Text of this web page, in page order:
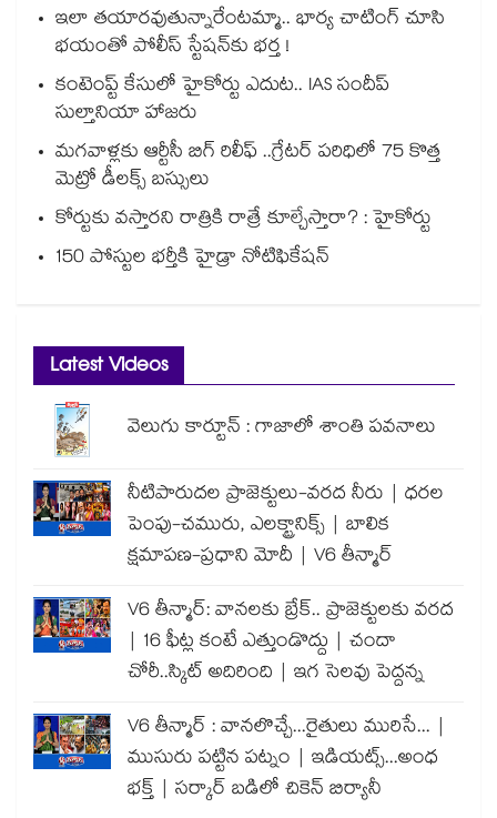
ఇలా తయారవుతున్నారేంటమ్మా.. భార్య చాటింగ్ చూసి
భయంతో పోలీస్ స్టేషన్⁫కు భర్త !
కంటెంప్ట్ కేసులో హైకోర్టు ఎదుట.. IAS సందీప్
సుల్తానియా హాజరు
మగవాళ్లకు ఆర్టీసీ బిగ్ రిలీఫ్ ..గ్రేటర్ పరిధిలో 75 కొత్త
మెట్రో డీలక్స్ బస్సులు
కోర్టుకు వస్తారని రాత్రికి రాత్రే కూల్చేస్తారా? : హైకోర్టు
150 పోస్టుల భర్తీకి హైడ్రా నోటిఫికేషన్
Latest Videos
వెలుగు కార్టూన్ : గాజాలో శాంతి పవనాలు
నీటిపారుదల ప్రాజెక్టులు-వరద నీరు | ధరల
పెంపు-చమురు, ఎలక్ట్రానిక్స్ | బాలిక
క్షమాపణ-ప్రధాని మోదీ | V6 తీన్మార్
V6 తీన్మార్: వానలకు బ్రేక్.. ప్రాజెక్టులకు వరద
| 16 ఫీట్ల కంటే ఎత్తుండొద్దు | చందా
చోరీ..స్కిట్ అదిరింది | ఇగ సెలవు పెద్దన్న
V6 తీన్మార్ : వానలొచ్చే...రైతులు మురిసే... |
ముసురు పట్టిన పట్నం | ఇడియట్స్...అంధ
భక్త్ | సర్కార్ బడిలో చికెన్ బిర్యానీ